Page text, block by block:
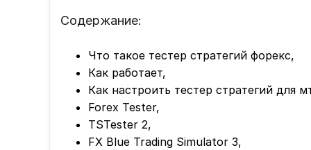
Содержание:
Что такое тестер стратегий форекс,
Как работает,
Как настроить тестер стратегий для
Forex Tester,
TSTester 2,
FX Blue Trading Simulator 3,